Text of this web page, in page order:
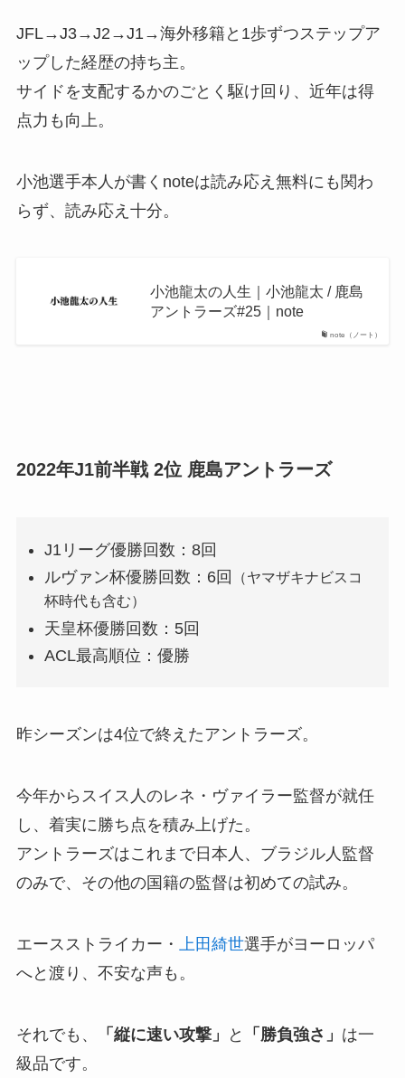
JFL→J3→J2→J1→海外移籍と1歩ずつステップア
ップした経歴の持ち主。
サイドを支配するかのごとく駆け回り、近年は得
点力も向上。
小池選手本人が書くnoteは読み応え無料にも関わ
らず、読み応え十分。
note（ノート）
小池龍太の人生｜小池龍太 / 鹿島
アントラーズ#25｜note
2022年J1前半戦 2位 鹿島アントラーズ
J1リーグ優勝回数：8回
ルヴァン杯優勝回数：6回
（ヤマザキナビスコ
杯時代も含む）
天皇杯優勝回数：5回
ACL最高順位：優勝
昨シーズンは4位で終えたアントラーズ。
今年からスイス人のレネ・ヴァイラー監督が就任
し、着実に勝ち点を積み上げた。
アントラーズはこれまで日本人、ブラジル人監督
のみで、その他の国籍の監督は初めての試み。
エースストライカー・ 上田綺世選手がヨーロッパ
へと渡り、不安な声も。
それでも、 「縦に速い攻撃」 と 「勝負強さ」 は一
級品です。